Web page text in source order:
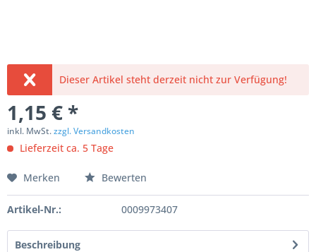
Dieser Artikel steht derzeit nicht zur Verfügung!
1,15 € *
inkl. MwSt.zzgl. Versandkosten
Lieferzeit ca. 5 Tage
Merken Bewerten
Artikel-Nr.: 0009973407
Beschreibung